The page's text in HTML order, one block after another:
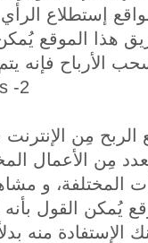
إستطلاع
هذا الموقع
الأرباح فإنه
2- Swagbucks
مِن الإنترنت
مِن الأعمال
المختلفة، و
يُمكن القول
منه